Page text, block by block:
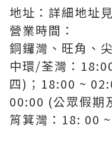
地址：詳細地址見
營業時間：
銅鑼灣、旺角、
中環/荃灣：
四)；18:00 ~
00:00 (公眾假期
筲箕灣：18: 00